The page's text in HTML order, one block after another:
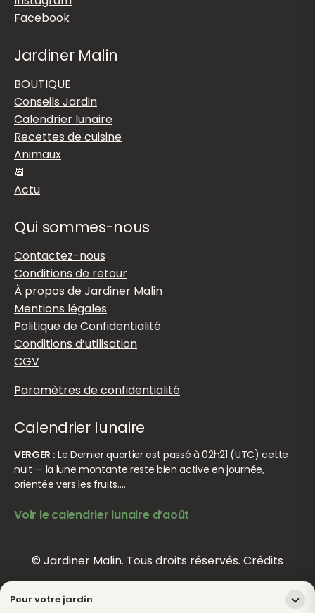
Pour votre jardin
Facebook
Jardiner Malin
BOUTIQUE
Conseils Jardin
Calendrier lunaire
Recettes de cuisine
Animaux
📆
Actu
Qui sommes-nous
Contactez-nous
Conditions de retour
À propos de Jardiner Malin
Mentions légales
Politique de Confidentialité
Conditions d’utilisation
CGV
Paramètres de confidentialité
Calendrier lunaire
VERGER : Le Dernier quartier est passé à 02h21 (UTC) cette
nuit — la lune montante reste bien active en journée,
orientée vers les fruits.…
Voir le calendrier lunaire d’août
© Jardiner Malin. Tous droits réservés. Crédits